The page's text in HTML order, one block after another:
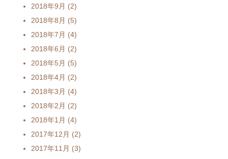
2018年9月 (2)
2018年8月 (5)
2018年7月 (4)
2018年6月 (2)
2018年5月 (5)
2018年4月 (2)
2018年3月 (4)
2018年2月 (2)
2018年1月 (4)
2017年12月 (2)
2017年11月 (3)